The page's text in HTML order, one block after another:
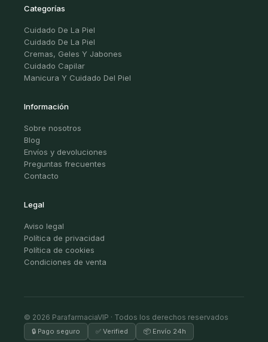
Categorías
Cuidado De La Piel
Cuidado De La Piel
Cremas, Geles Y Jabones
Cuidado Capilar
Manicura Y Cuidado Del Piel
Información
Sobre nosotros
Blog
Envíos y devoluciones
Preguntas frecuentes
Contacto
Legal
Aviso legal
Política de privacidad
Política de cookies
Condiciones de venta
© 2026 ParafarmaciaVIP · Todos los derechos reservados
🔒 Pago seguro ✅ Verified 📦 Envío 24h